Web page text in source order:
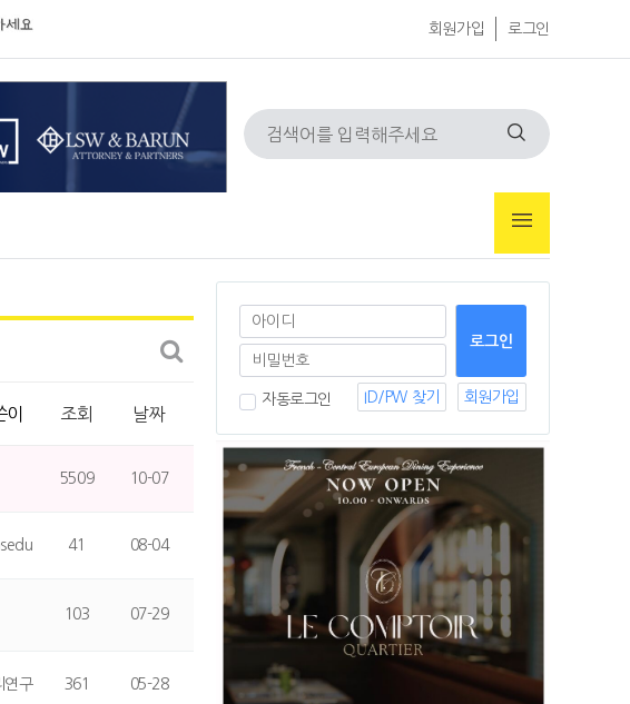
회원가입 로그인
이 조회 날짜
5509 10-07
41 08-04
103 07-29
연구 361 05-28
자동로그인 ID/PW 찾기 회원가입